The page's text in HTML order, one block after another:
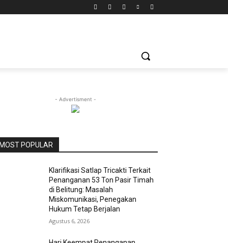
- Advertisment -
MOST POPULAR
Klarifikasi Satlap Tricakti Terkait
Penanganan 53 Ton Pasir Timah
di Belitung: Masalah
Miskomunikasi, Penegakan
Hukum Tetap Berjalan
Agustus 6, 2026